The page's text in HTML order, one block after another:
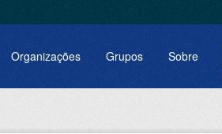
Organizações Grupos Sobre